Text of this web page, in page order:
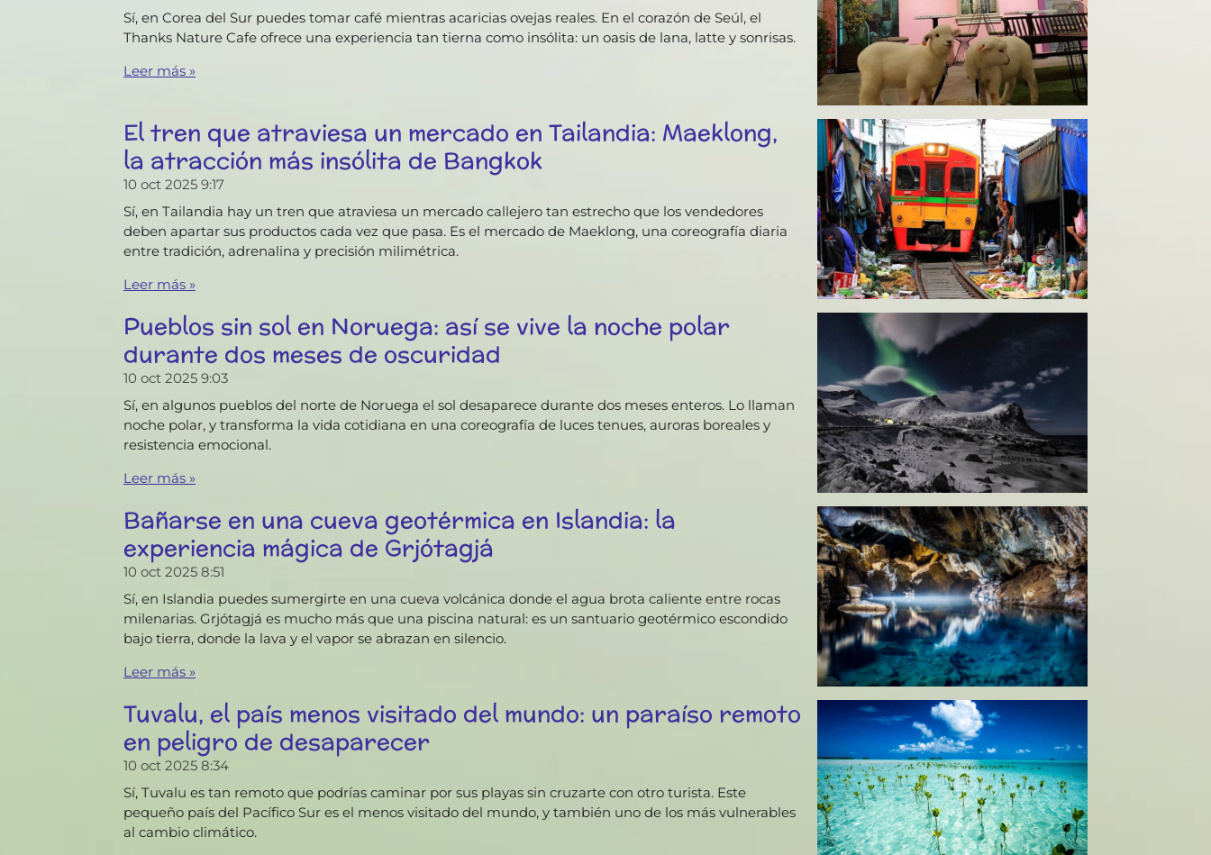
Sí, en Corea del Sur puedes tomar café mientras acaricias ovejas reales. En el corazón de Seúl, el
Thanks Nature Cafe ofrece una experiencia tan tierna como insólita: un oasis de lana, latte y sonrisas.
Leer más »
El tren que atraviesa un mercado en Tailandia: Maeklong,
la atracción más insólita de Bangkok
10 oct 2025 9:17
Sí, en Tailandia hay un tren que atraviesa un mercado callejero tan estrecho que los vendedores
deben apartar sus productos cada vez que pasa. Es el mercado de Maeklong, una coreografía diaria
entre tradición, adrenalina y precisión milimétrica.
Leer más »
Pueblos sin sol en Noruega: así se vive la noche polar
durante dos meses de oscuridad
10 oct 2025 9:03
Sí, en algunos pueblos del norte de Noruega el sol desaparece durante dos meses enteros. Lo llaman
noche polar, y transforma la vida cotidiana en una coreografía de luces tenues, auroras boreales y
resistencia emocional.
Leer más »
Bañarse en una cueva geotérmica en Islandia: la
experiencia mágica de Grjótagjá
10 oct 2025 8:51
Sí, en Islandia puedes sumergirte en una cueva volcánica donde el agua brota caliente entre rocas
milenarias. Grjótagjá es mucho más que una piscina natural: es un santuario geotérmico escondido
bajo tierra, donde la lava y el vapor se abrazan en silencio.
Leer más »
Tuvalu, el país menos visitado del mundo: un paraíso remoto
en peligro de desaparecer
10 oct 2025 8:34
Sí, Tuvalu es tan remoto que podrías caminar por sus playas sin cruzarte con otro turista. Este
pequeño país del Pacífico Sur es el menos visitado del mundo, y también uno de los más vulnerables
al cambio climático.